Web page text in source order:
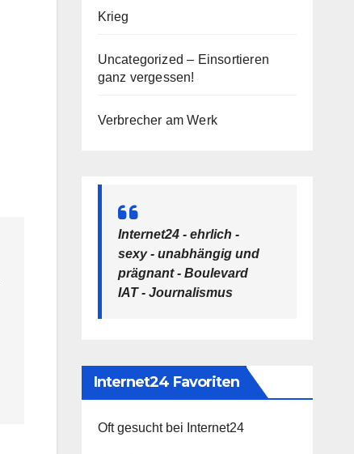
Krieg
Uncategorized – Einsortieren
ganz vergessen!
Verbrecher am Werk
Internet24 - ehrlich -
sexy - unabhängig und
prägnant - Boulevard
IAT - Journalismus
Internet24 Favoriten
Oft gesucht bei Internet24